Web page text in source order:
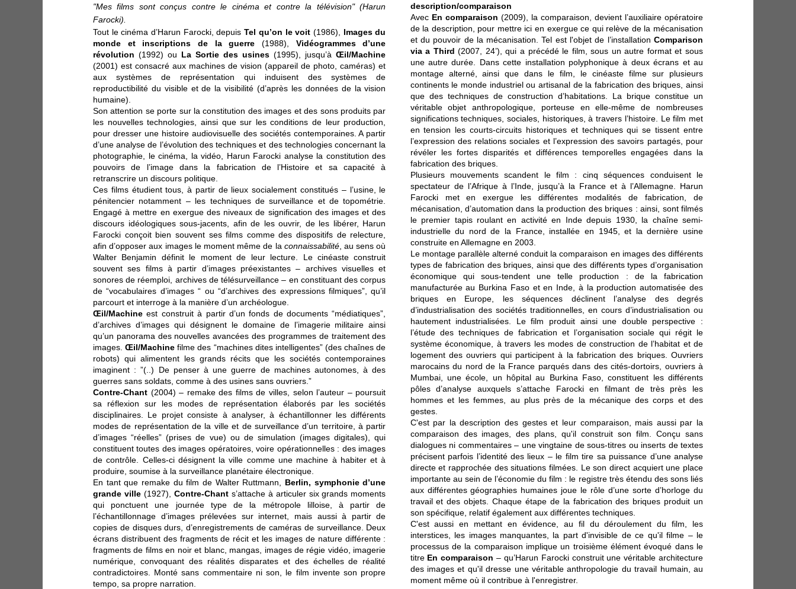
"Mes films sont conçus contre le cinéma et contre la télévision" (Harun
Farocki).
Tout le cinéma d’Harun Farocki, depuisTel qu’on le voit (1986), Images du
monde et inscriptions de la guerre (1988), Vidéogrammes d’une
révolution (1992) ou La Sortie des usines (1995), jusqu’àŒil/Machine
(2001) est consacré aux machines de vision (appareil de photo, caméras) et
aux systèmes de représentation qui induisent des systèmes de
reproductibilité du visible et de la visibilité (d’après les données de la vision
humaine).
Son attention se porte sur la constitution des images et des sons produits par
les nouvelles technologies, ainsi que sur les conditions de leur production,
pour dresser une histoire audiovisuelle des sociétés contemporaines. A partir
d’une analyse de l’évolution des techniques et des technologies concernant la
photographie, le cinéma, la vidéo, Harun Farocki analyse la constitution des
pouvoirs de l’image dans la fabrication de l’Histoire et sa capacité à
retranscrire un discours politique.
Ces films étudient tous, à partir de lieux socialement constitués – l’usine, le
pénitencier notamment – les techniques de surveillance et de topométrie.
Engagé à mettre en exergue des niveaux de signification des images et des
discours idéologiques sous-jacents, afin de les ouvrir, de les libérer, Harun
Farocki conçoit bien souvent ses films comme des dispositifs de relecture,
afin d’opposer aux images le moment même de la connaissabilité, au sens où
Walter Benjamin définit le moment de leur lecture. Le cinéaste construit
souvent ses films à partir d’images préexistantes – archives visuelles et
sonores de réemploi, archives de télésurveillance – en constituant des corpus
de “vocabulaires d’images “ ou “d’archives des expressions filmiques”, qu’il
parcourt et interroge à la manière d’un archéologue.
Œil/Machine est construit à partir d’un fonds de documents “médiatiques”,
d’archives d’images qui désignent le domaine de l’imagerie militaire ainsi
qu’un panorama des nouvelles avancées des programmes de traitement des
images.Œil/Machine filme des “machines dites intelligentes” (des chaînes de
robots) qui alimentent les grands récits que les sociétés contemporaines
imaginent : ”(..) De penser à une guerre de machines autonomes, à des
guerres sans soldats, comme à des usines sans ouvriers.”
Contre-Chant (2004) – remake des films de villes, selon l’auteur – poursuit
sa réflexion sur les modes de représentation élaborés par les sociétés
disciplinaires. Le projet consiste à analyser, à échantillonner les différents
modes de représentation de la ville et de surveillance d’un territoire, à partir
d’images “réelles” (prises de vue) ou de simulation (images digitales), qui
constituent toutes des images opératoires, voire opérationnelles : des images
de contrôle. Celles-ci désignent la ville comme une machine à habiter et à
produire, soumise à la surveillance planétaire électronique.
En tant que remake du film de Walter Ruttmann, Berlin, symphonie d’une
grande ville (1927), Contre-Chants’attache à articuler six grands moments
qui ponctuent une journée type de la métropole lilloise, à partir de
l’échantillonnage d’images prélevées sur internet, mais aussi à partir de
copies de disques durs, d’enregistrements de caméras de surveillance. Deux
écrans distribuent des fragments de récit et les images de nature différente :
fragments de films en noir et blanc, mangas, images de régie vidéo, imagerie
numérique, convoquant des réalités disparates et des échelles de réalité
contradictoires. Monté sans commentaire ni son, le film invente son propre
tempo, sa propre narration.
description/comparaison
Avec En comparaison (2009), la comparaison, devient l’auxiliaire opératoire
de la description, pour mettre ici en exergue ce qui relève de la mécanisation
et du pouvoir de la mécanisation. Tel est l'objet de l’installation Comparison
via a Third (2007, 24’), qui a précédé le film, sous un autre format et sous
une autre durée. Dans cette installation polyphonique à deux écrans et au
montage alterné, ainsi que dans le film, le cinéaste filme sur plusieurs
continents le monde industriel ou artisanal de la fabrication des briques, ainsi
que des techniques de construction d’habitations. La brique constitue un
véritable objet anthropologique, porteuse en elle-même de nombreuses
significations techniques, sociales, historiques, à travers l’histoire. Le film met
en tension les courts-circuits historiques et techniques qui se tissent entre
l’expression des relations sociales et l’expression des savoirs partagés, pour
révéler les fortes disparités et différences temporelles engagées dans la
fabrication des briques.
Plusieurs mouvements scandent le film : cinq séquences conduisent le
spectateur de l’Afrique à l’Inde, jusqu’à la France et à l’Allemagne. Harun
Farocki met en exergue les différentes modalités de fabrication, de
mécanisation, d’automation dans la production des briques : ainsi, sont filmés
le premier tapis roulant en activité en Inde depuis 1930, la chaîne semi-
industrielle du nord de la France, installée en 1945, et la dernière usine
construite en Allemagne en 2003.
Le montage parallèle alterné conduit la comparaison en images des différents
types de fabrication des briques, ainsi que des différents types d’organisation
économique qui sous-tendent une telle production : de la fabrication
manufacturée au Burkina Faso et en Inde, à la production automatisée des
briques en Europe, les séquences déclinent l’analyse des degrés
d’industrialisation des sociétés traditionnelles, en cours d’industrialisation ou
hautement industrialisées. Le film produit ainsi une double perspective :
l’étude des techniques de fabrication et l’organisation sociale qui régit le
système économique, à travers les modes de construction de l’habitat et de
logement des ouvriers qui participent à la fabrication des briques. Ouvriers
marocains du nord de la France parqués dans des cités-dortoirs, ouvriers à
Mumbai, une école, un hôpital au Burkina Faso, constituent les différents
pôles d’analyse auxquels s’attache Farocki en filmant de très près les
hommes et les femmes, au plus près de la mécanique des corps et des
gestes.
C'est par la description des gestes et leur comparaison, mais aussi par la
comparaison des images, des plans, qu'il construit son film. Conçu sans
dialogues ni commentaires – une vingtaine de sous-titres ou inserts de textes
précisent parfois l’identité des lieux – le film tire sa puissance d’une analyse
directe et rapprochée des situations filmées. Le son direct acquiert une place
importante au sein de l’économie du film : le registre très étendu des sons liés
aux différentes géographies humaines joue le rôle d’une sorte d’horloge du
travail et des objets. Chaque étape de la fabrication des briques produit un
son spécifique, relatif également aux différentes techniques.
C'est aussi en mettant en évidence, au fil du déroulement du film, les
interstices, les images manquantes, la part d'invisible de ce qu'il filme – le
processus de la comparaison implique un troisième élément évoqué dans le
titre En comparaison – qu’Harun Farocki construit une véritable architecture
des images et qu'il dresse une véritable anthropologie du travail humain, au
moment même où il contribue à l'enregistrer.